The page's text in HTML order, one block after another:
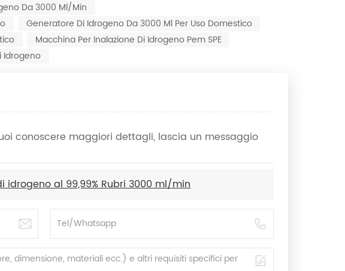
Da 3000 Ml/min
Generatore Di Idrogeno Da 3000 Ml Per Uso Domestico
Macchina Per Inalazione Di Idrogeno Pem SPE
Idrogeno
conoscere maggiori dettagli, lascia un messaggio
idrogeno al 99,99% Rubri 3000 ml/min